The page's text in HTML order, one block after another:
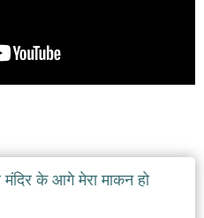
मंदिर के आगे मेरा माकन हो